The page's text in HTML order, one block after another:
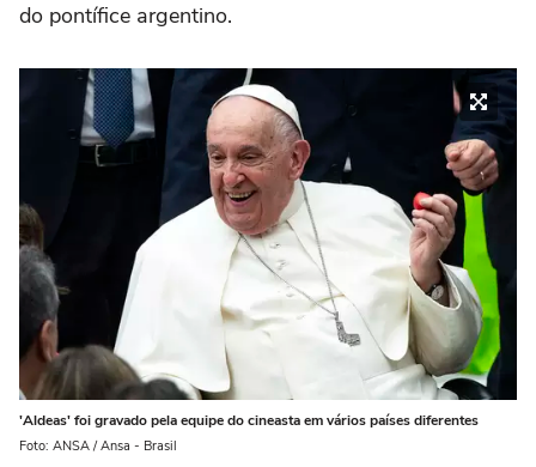
do pontífice argentino.
'Aldeas' foi gravado pela equipe do cineasta em vários países diferentes
Foto: ANSA / Ansa - Brasil